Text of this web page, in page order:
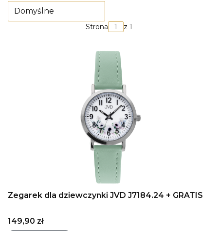
Domyślne
Strona z 1
Zegarek dla dziewczynki JVD J7184.24 + GRATIS
Cena
149,90 zł